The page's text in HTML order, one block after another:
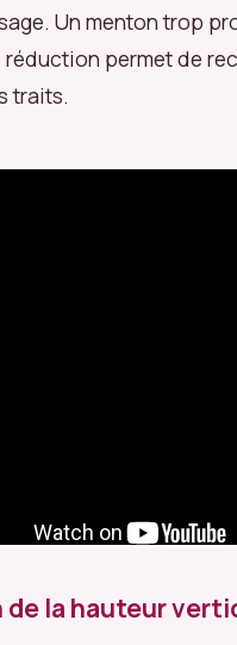
Un menton trop
permet de
traits.
de la hauteur